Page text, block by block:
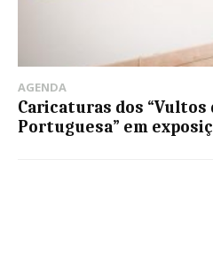
AGENDA
Caricaturas dos “Vultos
Portuguesa” em